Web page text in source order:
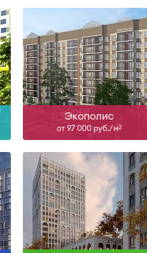
Экополис
от 97 000 руб./м2
Сдан
Узнать больше
Сдан, IV-26, II-27
Узнать больше